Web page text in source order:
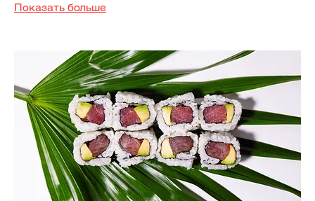
Показать больше